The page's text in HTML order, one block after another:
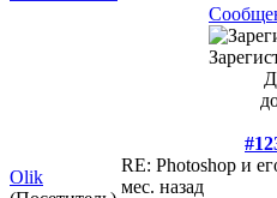
Olik
RE: Photoshop и
мес. назад